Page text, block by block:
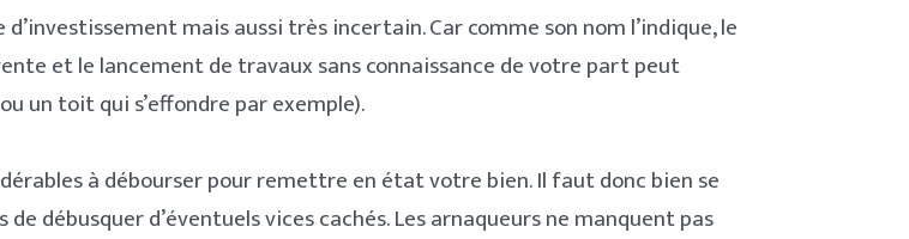
mais aussi très incertain. Car comme son nom l’indique, le
et le lancement de travaux sans connaissance de votre part peut
un toit qui s’effondre par exemple).
à débourser pour remettre en état votre bien. Il faut donc bien se
débusquer d’éventuels vices cachés. Les arnaqueurs ne manquent pas